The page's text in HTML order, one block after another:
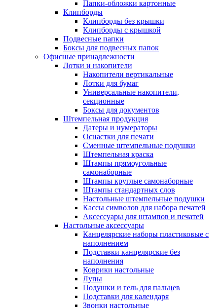
Папки-обложки картонные
Клипборды
Клипборды без крышки
Клипборды с крышкой
Подвесные папки
Боксы для подвесных папок
Офисные принадлежности
Лотки и накопители
Накопители вертикальные
Лотки для бумаг
Универсальные накопители,
секционные
Боксы для документов
Штемпельная продукция
Датеры и нумераторы
Оснастки для печати
Сменные штемпельные подушки
Штемпельная краска
Штампы прямоугольные
самонаборные
Штампы круглые самонаборные
Штампы стандартных слов
Настольные штемпельные подушки
Кассы символов для набора печатей
Аксессуары для штампов и печатей
Настольные аксессуары
Канцелярские наборы пластиковые с
наполнением
Подставки канцелярские без
наполнения
Коврики настольные
Лупы
Подушки и гель для пальцев
Подставки для календаря
Звонки настольные